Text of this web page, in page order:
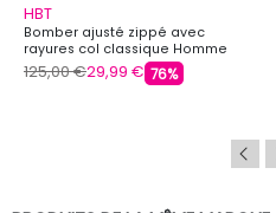
HBT
Bomber ajusté zippé avec
rayures col classique Homme
HBT
125,00 €29,99 € 76%